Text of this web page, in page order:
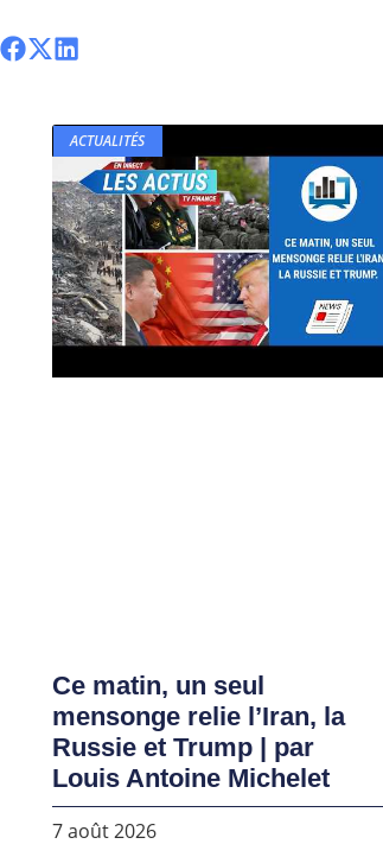
ACTUALITÉS
Ce matin, un seul
mensonge relie l’Iran, la
Russie et Trump | par
Louis Antoine Michelet
7 août 2026